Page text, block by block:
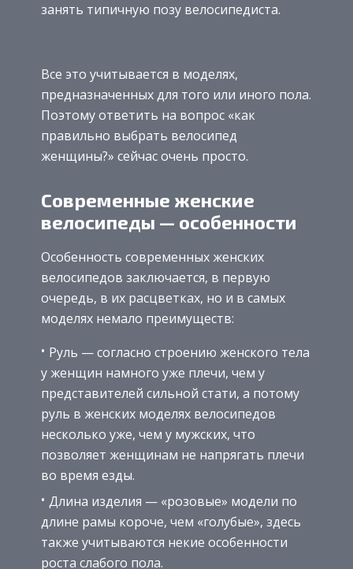
занять типичную позу велосипедиста.
Все это учитывается в моделях,
предназначенных для того или иного пола.
Поэтому ответить на вопрос «как
правильно выбрать велосипед
женщины?» сейчас очень просто.
Современные женские
велосипеды — особенности
Особенность современных женских
велосипедов заключается, в первую
очередь, в их расцветках, но и в самых
моделях немало преимуществ:
Руль — согласно строению женского тела
у женщин намного уже плечи, чем у
представителей сильной стати, а потому
руль в женских моделях велосипедов
несколько уже, чем у мужских, что
позволяет женщинам не напрягать плечи
во время езды.
Длина изделия — «розовые» модели по
длине рамы короче, чем «голубые», здесь
также учитываются некие особенности
роста слабого пола.